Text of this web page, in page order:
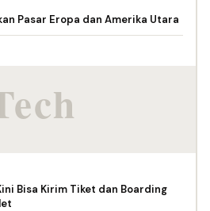
Pasar Eropa dan Amerika Utara
Bisa Kirim Tiket dan Boarding